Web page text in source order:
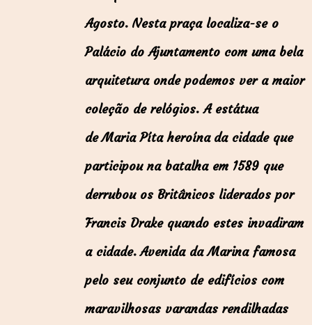
Agosto.Nesta praça localiza-se o
Palácio do Ajuntamento com uma bela
arquitetura onde podemos ver a maior
coleção de relógios. A estátua
deMaria Píta heroína da cidade que
participou na batalha em 1589 que
derrubou os Britânicos liderados por
Francis Drake quando estes invadiram
a cidade.Avenida da Marina famosa
pelo seu conjunto de edifícios com
maravilhosas varandas rendilhadas